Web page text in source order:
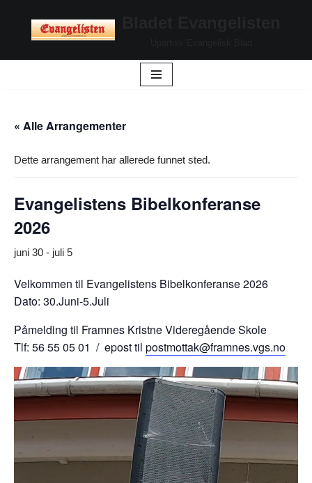
Hopp
« Alle Arrangementer
Dette arrangement har allerede funnet sted.
Evangelistens Bibelkonferanse
2026
juni 30 - juli 5
Velkommen til Evangelistens Bibelkonferanse 2026
Dato: 30.Juni-5.Juli
Påmelding til Framnes Kristne Videregående Skole
Tlf: 56 55 05 01 / epost til postmottak@framnes.vgs.no
Videoavspiller